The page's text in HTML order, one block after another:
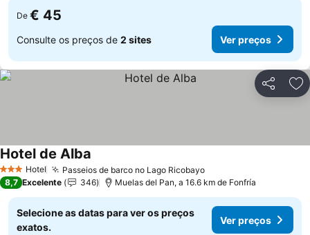
De € 45
Consulte os preços de 2 sites Ver preços
Partilhar
3 EstrelasHotel Passeios de barco no Lago Ricobayo
Hotel de Alba
8,7 Excelente 346 Muelas del Pan, a 16.6 km de Fonfría
Selecione as datas para ver os preços
exatos.
Ver preços